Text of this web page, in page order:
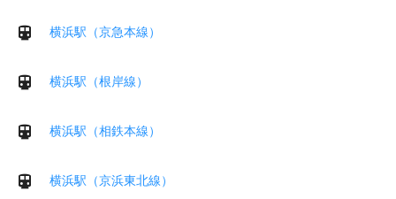
横浜駅（京急本線）
横浜駅（根岸線）
横浜駅（相鉄本線）
横浜駅（京浜東北線）